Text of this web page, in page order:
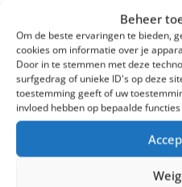
Beheer
Om de beste ervaringen te bieden,
cookies om informatie over je
Door in te stemmen met deze
surfgedrag of unieke ID's op deze
toestemming geeft of uw
invloed hebben op bepaalde